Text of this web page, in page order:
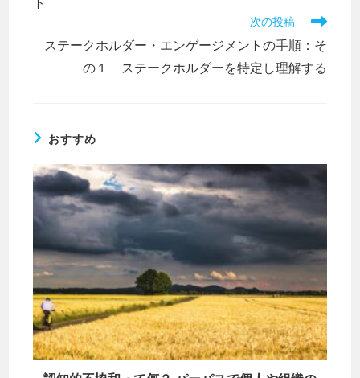
次の投稿
ステークホルダー・エンゲージメントの手順：そ
の１ ステークホルダーを特定し理解する
おすすめ